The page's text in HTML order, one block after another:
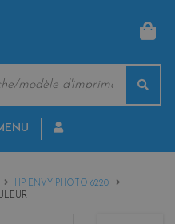
HP ENVY PHOTO 6220